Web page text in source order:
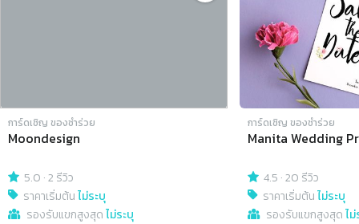
การ์ดเชิญ​ ของชำร่วย
Moondesign
5.0 ·2 รีวิว
ราคาเริ่มต้นไม่ระบุ
รองรับแขกสูงสุดไม่ระบุ
การ์ดเชิญ​ ของชำร่วย
Manita Wedding
4.5 ·20 รีวิว
ราคาเริ่มต้นไม่ระบุ
รองรับแขกสูงสุดไ